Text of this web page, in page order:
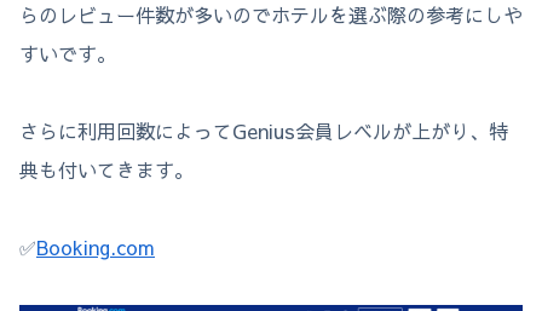
らのレビュー件数が多いのでホテルを選ぶ際の参考にしや
すいです。
さらに利用回数によってGenius会員レベルが上がり、特
典も付いてきます。
✅Booking.com